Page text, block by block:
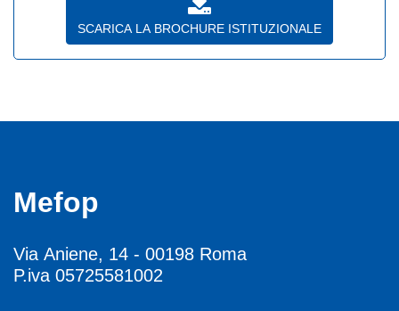
SCARICA LA BROCHURE ISTITUZIONALE
Mefop
Via Aniene, 14 - 00198 Roma
P.iva 05725581002